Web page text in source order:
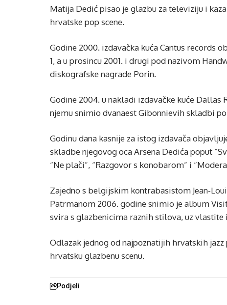
Matija Dedić pisao je glazbu za televiziju i
hrvatske pop scene.
Godine 2000. izdavačka kuća Cantus records
1, a u prosincu 2001. i drugi pod nazivom
diskografske nagrade Porin.
Godine 2004. u nakladi izdavačke kuće
njemu snimio dvanaest Gibonnievih skladbi
Godinu dana kasnije za istog izdavača
skladbe njegovog oca Arsena Dedića poput
“Ne plači”, “Razgovor s konobarom” i
Zajedno s belgijskim kontrabasistom Jean-
Patrmanom 2006. godine snimio je album
svira s glazbenicima raznih stilova, uz vlastite
Odlazak jednog od najpoznatijih hrvatskih
hrvatsku glazbenu scenu.
Podjeli